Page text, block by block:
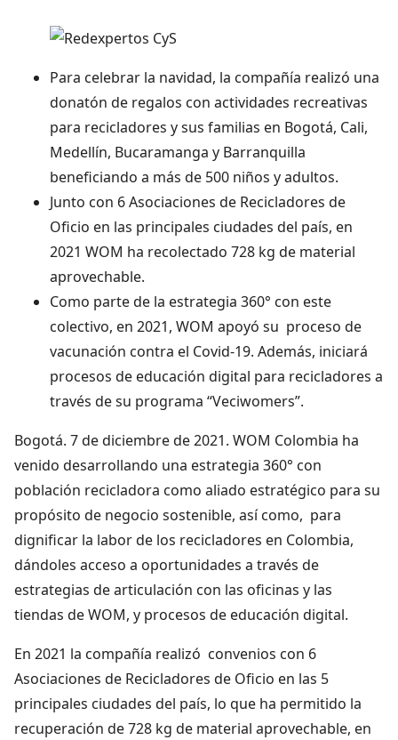
Para celebrar la navidad, la compañía realizó una
donatón de regalos con actividades recreativas
para recicladores y sus familias en Bogotá, Cali,
Medellín, Bucaramanga y Barranquilla
beneficiando a más de 500 niños y adultos.
Junto con 6 Asociaciones de Recicladores de
Oficio en las principales ciudades del país, en
2021 WOM ha recolectado 728 kg de material
aprovechable.
Como parte de la estrategia 360° con este
colectivo, en 2021, WOM apoyó su proceso de
vacunación contra el Covid-19. Además, iniciará
procesos de educación digital para recicladores a
través de su programa “Veciwomers”.
Bogotá. 7 de diciembre de 2021. WOM Colombia ha
venido desarrollando una estrategia 360° con
población recicladora como aliado estratégico para su
propósito de negocio sostenible, así como, para
dignificar la labor de los recicladores en Colombia,
dándoles acceso a oportunidades a través de
estrategias de articulación con las oficinas y las
tiendas de WOM, y procesos de educación digital.
En 2021 la compañía realizó convenios con 6
Asociaciones de Recicladores de Oficio en las 5
principales ciudades del país, lo que ha permitido la
recuperación de 728 kg de material aprovechable, en